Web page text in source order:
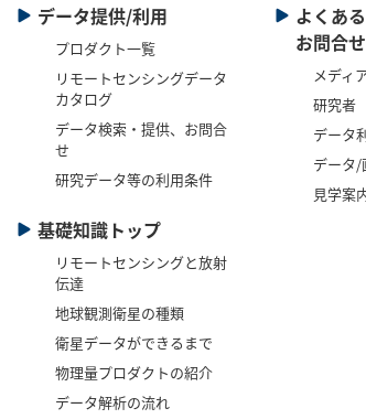
データ提供/利用
プロダクト一覧
リモートセンシングデータ
カタログ
データ検索・提供、お問合
せ
研究データ等の利用条件
基礎知識トップ
リモートセンシングと放射
伝達
地球観測衛星の種類
衛星データができるまで
物理量プロダクトの紹介
データ解析の流れ
よくあ
お問合せ
メディ
研究者
データ
データ/
見学案